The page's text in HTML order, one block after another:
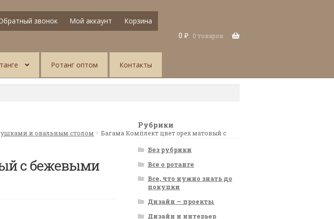
звонок Мой аккаунт
Корзина
0 ₽ 0 товаров
Ротанг оптом Контакты
и овальным столом
Багама Комплект цвет орех матовый с
с бежевыми
Рубрики
Без рубрики
Все о ротанге
Все, что нужно знать до
покупки
Дизайн — проекты
Дизайн и интерьер